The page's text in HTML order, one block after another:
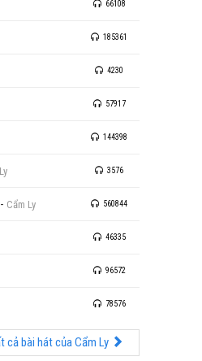
66108
185361
4230
57917
144398
3576
- Cẩm Ly 560844
46335
96572
78576
cả bài hát của Cẩm Ly